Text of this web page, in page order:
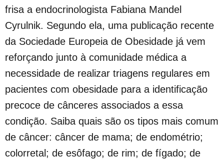
frisa a endocrinologista Fabiana Mandel
Cyrulnik. Segundo ela, uma publicação recente
da Sociedade Europeia de Obesidade já vem
reforçando junto à comunidade médica a
necessidade de realizar triagens regulares em
pacientes com obesidade para a identificação
precoce de cânceres associados a essa
condição. Saiba quais são os tipos mais comum
de câncer: câncer de mama; de endométrio;
colorretal; de esôfago; de rim; de fígado; de